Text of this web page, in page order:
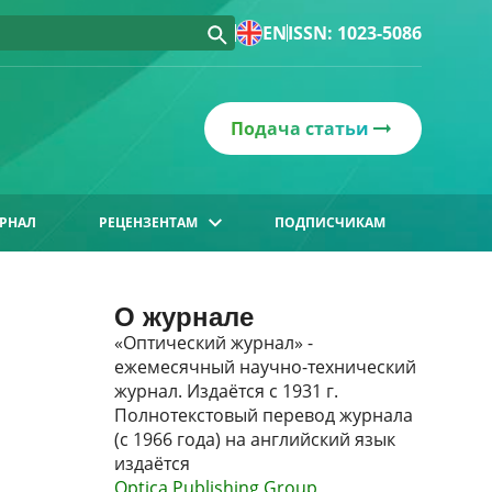
ENISSN: 1023-5086
Подача статьи
РЕЦЕНЗЕНТАМ ПОДПИСЧИКАМ
О журнале
«Оптический журнал» -
ежемесячный научно-технический
журнал. Издаётся с 1931 г.
Полнотекстовый перевод журнала
(с 1966 года) на английский язык
издаётся